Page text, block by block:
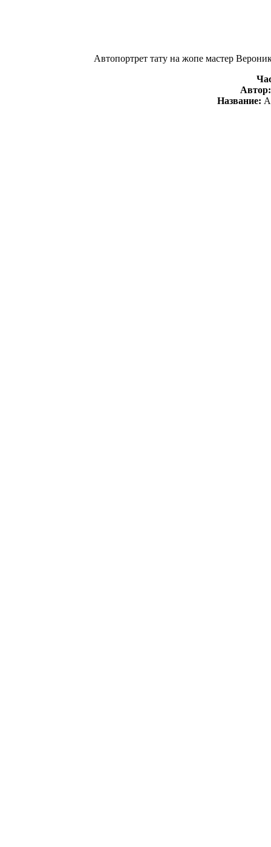
Автопортрет тату на жопе мастер
Название: